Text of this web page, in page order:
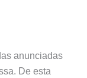
anunciadas
De esta